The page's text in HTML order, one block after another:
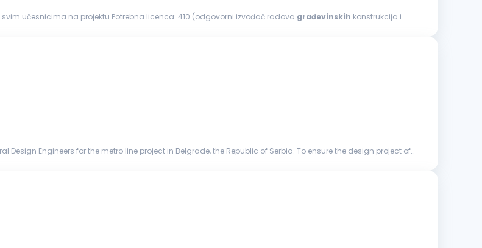
učesnicima na projektu Potrebna licenca: 410 (odgovorni izvođač radova građevinskih konstrukcija i
Design Engineers for the metro line project in Belgrade, the Republic of Serbia. To ensure the design project of